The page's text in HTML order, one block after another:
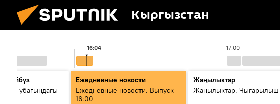
Кыргызстан
17:00
16:04
өз убагындагы
Ежедневные новости
Ежедневные новости. Выпуск
16:00
Жаңылыктар
Жаңылыктар. Чыгарылыш